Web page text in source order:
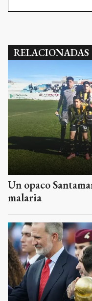
RELACIONADAS
Un opaco
malaria